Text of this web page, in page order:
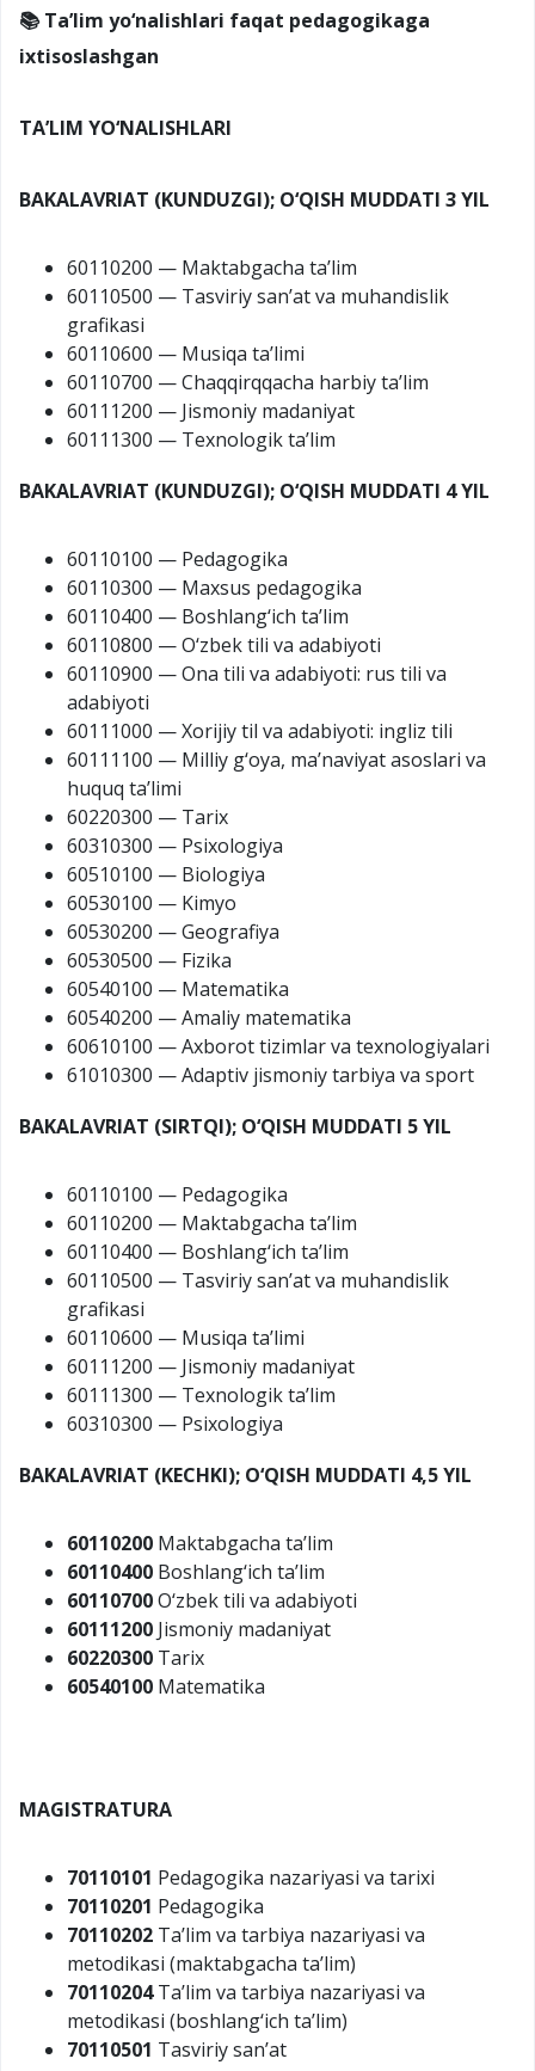
📚 Ta’lim yo‘nalishlari faqat pedagogikaga
ixtisoslashgan
TA’LIM YO‘NALISHLARI
BAKALAVRIAT (KUNDUZGI); O‘QISH MUDDATI 3 YIL
60110200 — Maktabgacha ta’lim
60110500 — Tasviriy san’at va muhandislik
grafikasi
60110600 — Musiqa ta’limi
60110700 — Chaqqirqqacha harbiy ta’lim
60111200 — Jismoniy madaniyat
60111300 — Texnologik ta’lim
BAKALAVRIAT (KUNDUZGI); O‘QISH MUDDATI 4 YIL
60110100 — Pedagogika
60110300 — Maxsus pedagogika
60110400 — Boshlang‘ich ta’lim
60110800 — O‘zbek tili va adabiyoti
60110900 — Ona tili va adabiyoti: rus tili va
adabiyoti
60111000 — Xorijiy til va adabiyoti: ingliz tili
60111100 — Milliy g‘oya, ma’naviyat asoslari va
huquq ta’limi
60220300 — Tarix
60310300 — Psixologiya
60510100 — Biologiya
60530100 — Kimyo
60530200 — Geografiya
60530500 — Fizika
60540100 — Matematika
60540200 — Amaliy matematika
60610100 — Axborot tizimlar va texnologiyalari
61010300 — Adaptiv jismoniy tarbiya va sport
BAKALAVRIAT (SIRTQI); O‘QISH MUDDATI 5 YIL
60110100 — Pedagogika
60110200 — Maktabgacha ta’lim
60110400 — Boshlang‘ich ta’lim
60110500 — Tasviriy san’at va muhandislik
grafikasi
60110600 — Musiqa ta’limi
60111200 — Jismoniy madaniyat
60111300 — Texnologik ta’lim
60310300 — Psixologiya
BAKALAVRIAT (KECHKI); O‘QISH MUDDATI 4,5 YIL
60110200 Maktabgacha ta’lim
60110400 Boshlang‘ich ta’lim
60110700O‘zbek tili va adabiyoti
60111200 Jismoniy madaniyat
60220300 Tarix
60540100 Matematika
MAGISTRATURA
70110101 Pedagogika nazariyasi va tarixi
70110201 Pedagogika
70110202 Ta’lim va tarbiya nazariyasi va
metodikasi (maktabgacha ta’lim)
70110204Ta’lim va tarbiya nazariyasi va
metodikasi (boshlang‘ich ta’lim)
70110501 Tasviriy san’at